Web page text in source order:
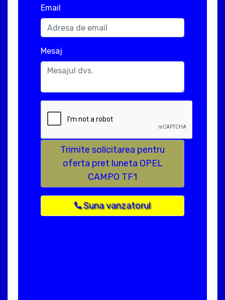
Email
Mesaj
Trimite solicitarea pentru
oferta pret luneta OPEL
CAMPO TF1
Suna vanzatorul